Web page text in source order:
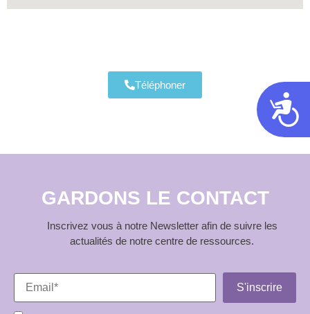
Téléphoner
GARDONS LE CONTACT
Inscrivez vous à notre Newsletter afin de suivre les
actualités de notre centre de ressources.